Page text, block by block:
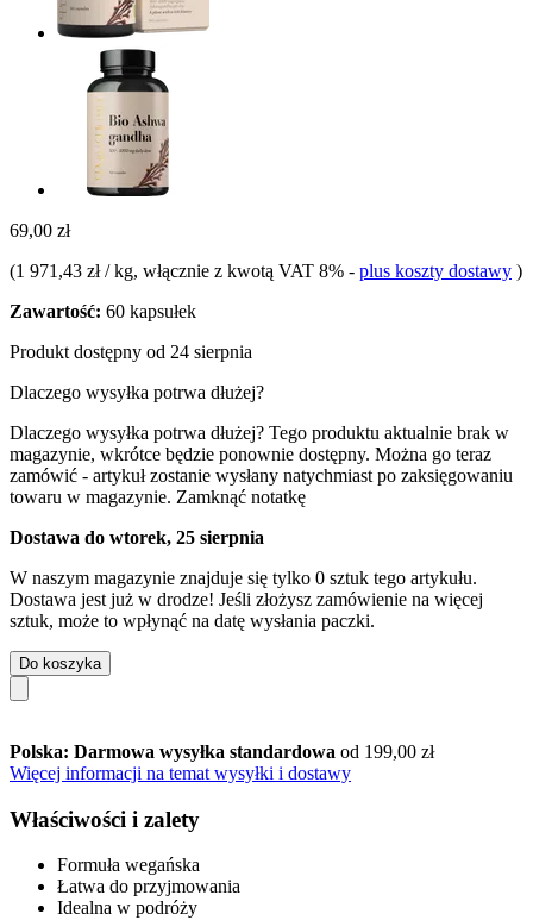
69,00 zł
(1 971,43 zł / kg, włącznie z kwotą VAT 8% - plus koszty dostawy )
Zawartość: 60 kapsułek
Produkt dostępny od 24 sierpnia
Dlaczego wysyłka potrwa dłużej?
Dlaczego wysyłka potrwa dłużej? Tego produktu aktualnie brak w
magazynie, wkrótce będzie ponownie dostępny. Można go teraz
zamówić - artykuł zostanie wysłany natychmiast po zaksięgowaniu
towaru w magazynie. Zamknąć notatkę
Dostawa do wtorek, 25 sierpnia
W naszym magazynie znajduje się tylko 0 sztuk tego artykułu.
Dostawa jest już w drodze! Jeśli złożysz zamówienie na więcej
sztuk, może to wpłynąć na datę wysłania paczki.
Do koszyka
Polska: Darmowa wysyłka standardowa od 199,00 zł
Więcej informacji na temat wysyłki i dostawy
Właściwości i zalety
Formuła wegańska
Łatwa do przyjmowania
Idealna w podróży